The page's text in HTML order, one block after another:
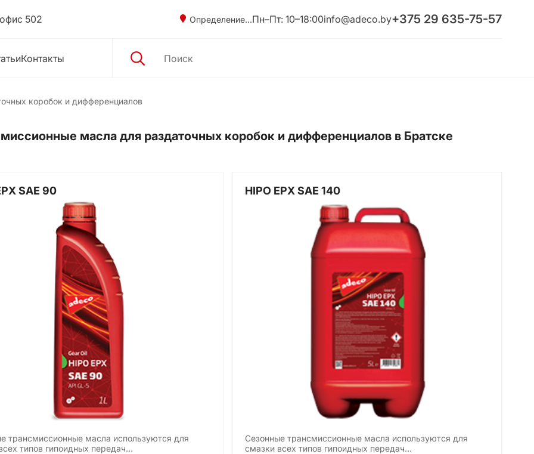
502 Определение...Пн–Пт: 10–18:00info@adeco.by+375 29 635-75-57
Контакты
коробок и дифференциалов
масла для раздаточных коробок и дифференциалов в Братске
SAE 90
трансмиссионные масла используются для
типов гипоидных передач…
HIPO EPX SAE 140
Сезонные трансмиссионные масла используются для
смазки всех типов гипоидных передач…